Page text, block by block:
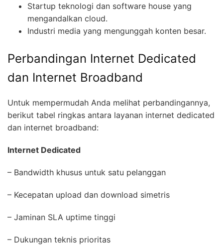
Startup teknologi dan software house yang
mengandalkan cloud.
Industri media yang mengunggah konten besar.
Perbandingan Internet Dedicated
dan Internet Broadband
Untuk mempermudah Anda melihat perbandingannya,
berikut tabel ringkas antara layanan internet dedicated
dan internet broadband:
Internet Dedicated
– Bandwidth khusus untuk satu pelanggan
– Kecepatan upload dan download simetris
– Jaminan SLA uptime tinggi
– Dukungan teknis prioritas